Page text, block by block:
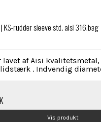
| KS-rudder sleeve std. aisi 316.bag
lavet af Aisi kvalitetsmetal,
. Indvendig
Vis produkt